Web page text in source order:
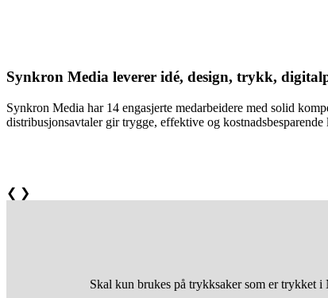
Synkron Media leverer idé, design, trykk,
Synkron Media har 14 engasjerte medarbeidere med solid
distribusjonsavtaler gir trygge, effektive og
❮ ❯
Skal kun brukes på trykksaker som er trykket